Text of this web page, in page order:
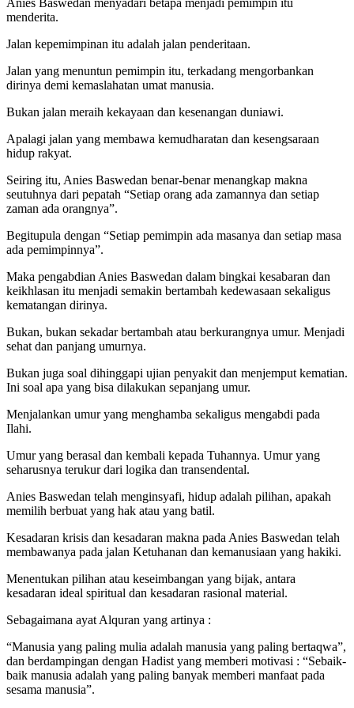
menderita.
Jalan kepemimpinan itu adalah jalan penderitaan.
Jalan yang menuntun pemimpin itu, terkadang mengorbankan
dirinya demi kemaslahatan umat manusia.
Bukan jalan meraih kekayaan dan kesenangan duniawi.
Apalagi jalan yang membawa kemudharatan dan kesengsaraan
hidup rakyat.
Seiring itu, Anies Baswedan benar-benar menangkap makna
seutuhnya dari pepatah “Setiap orang ada zamannya dan setiap
zaman ada orangnya”.
Begitupula dengan “Setiap pemimpin ada masanya dan setiap masa
ada pemimpinnya”.
Maka pengabdian Anies Baswedan dalam bingkai kesabaran dan
keikhlasan itu menjadi semakin bertambah kedewasaan sekaligus
kematangan dirinya.
Bukan, bukan sekadar bertambah atau berkurangnya umur. Menjadi
sehat dan panjang umurnya.
Bukan juga soal dihinggapi ujian penyakit dan menjemput kematian.
Ini soal apa yang bisa dilakukan sepanjang umur.
Menjalankan umur yang menghamba sekaligus mengabdi pada
Ilahi.
Umur yang berasal dan kembali kepada Tuhannya. Umur yang
seharusnya terukur dari logika dan transendental.
Anies Baswedan telah menginsyafi, hidup adalah pilihan, apakah
memilih berbuat yang hak atau yang batil.
Kesadaran krisis dan kesadaran makna pada Anies Baswedan telah
membawanya pada jalan Ketuhanan dan kemanusiaan yang hakiki.
Menentukan pilihan atau keseimbangan yang bijak, antara
kesadaran ideal spiritual dan kesadaran rasional material.
Sebagaimana ayat Alquran yang artinya :
“Manusia yang paling mulia adalah manusia yang paling bertaqwa”,
dan berdampingan dengan Hadist yang memberi motivasi : “Sebaik-
baik manusia adalah yang paling banyak memberi manfaat pada
sesama manusia”.